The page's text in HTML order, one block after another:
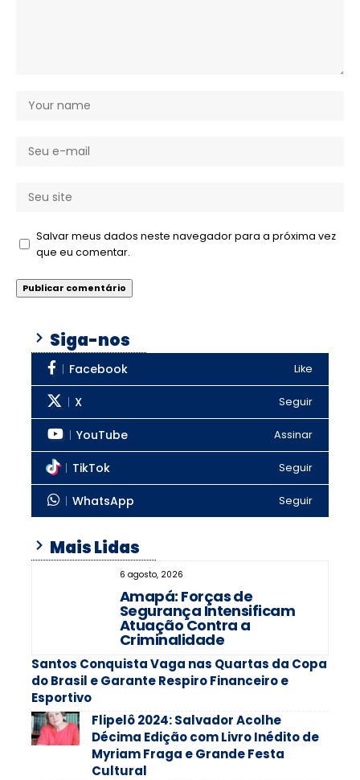
Salvar meus dados neste navegador para a próxima vez
que eu comentar.
Siga-nos
Facebook Like
X Seguir
YouTube Assinar
TikTok Seguir
WhatsApp Seguir
Mais Lidas
6 agosto, 2026
Amapá: Forças de
Segurança Intensificam
Atuação Contra a
Criminalidade
Santos Conquista Vaga nas Quartas da Copa
do Brasil e Garante Respiro Financeiro e
Esportivo
Flipelô 2024: Salvador Acolhe
Décima Edição com Livro Inédito de
Myriam Fraga e Grande Festa
Cultural